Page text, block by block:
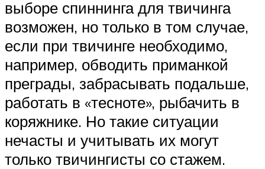
выборе спиннинга для твичинга
возможен, но только в том случае,
если при твичинге необходимо,
например, обводить приманкой
преграды, забрасывать подальше,
работать в «тесноте», рыбачить в
коряжнике. Но такие ситуации
нечасты и учитывать их могут
только твичингисты со стажем.